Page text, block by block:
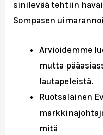
sinilevää tehtiin
Sompasen
Arvioidemme
mutta
lautapeleistä.
Ruotsalainen
mitä